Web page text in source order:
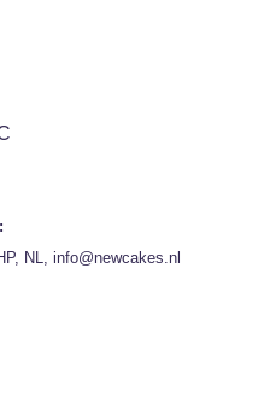
NL, info@newcakes.nl